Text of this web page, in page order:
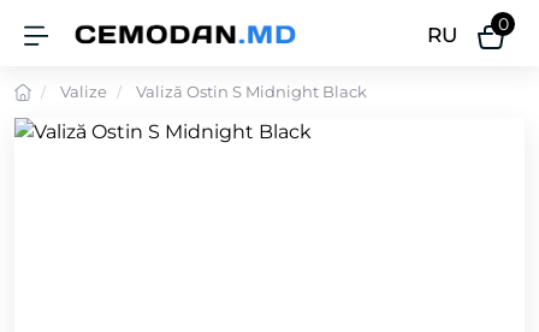
RU 0
Valize Valiză Ostin S Midnight Black